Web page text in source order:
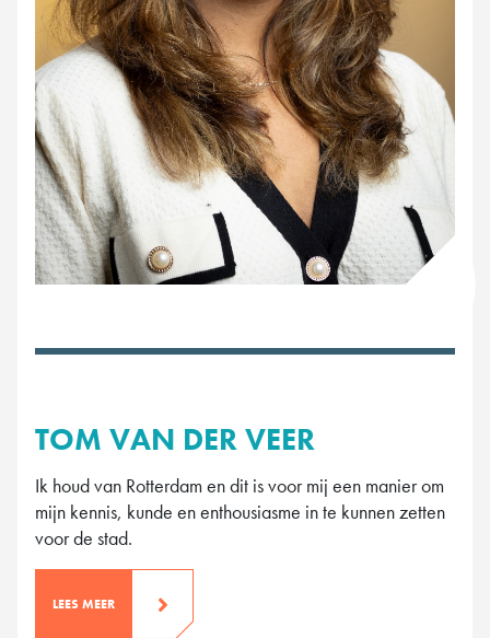
TOM VAN DER VEER
Ik houd van Rotterdam en dit is voor mij een manier om
mijn kennis, kunde en enthousiasme in te kunnen zetten
voor de stad.
LEES MEER